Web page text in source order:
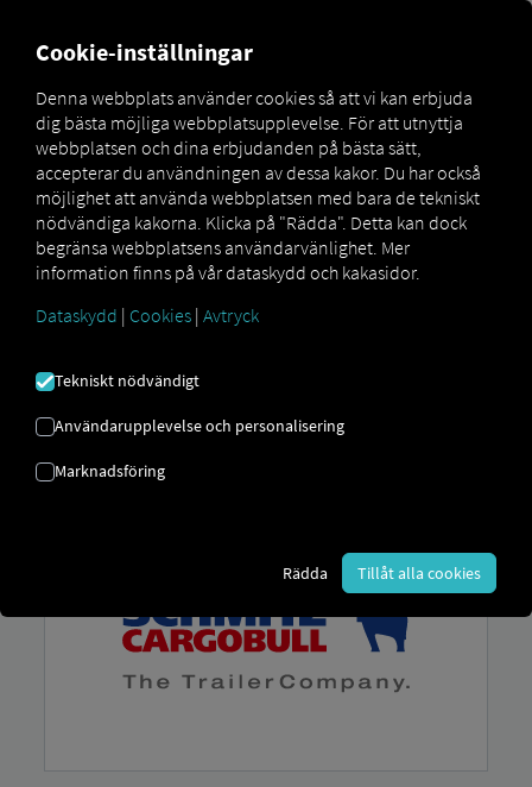
Marketplace Connectors
Schmitz Cargobull
Connect
to
SCHMITZ CARGOBULL
ONBOARDING
Steg-för-steg-instruktioner för att
anpassa dina släpvagnar med RIO
att ansluta.
Cookie-inställningar
Denna webbplats använder cookies så att vi kan erbjuda
dig bästa möjliga webbplatsupplevelse. För att utnyttja
webbplatsen och dina erbjudanden på bästa sätt,
accepterar du användningen av dessa kakor. Du har också
möjlighet att använda webbplatsen med bara de tekniskt
nödvändiga kakorna. Klicka på "Rädda". Detta kan dock
begränsa webbplatsens användarvänlighet. Mer
information finns på vår dataskydd och kakasidor.
Dataskydd | Cookies | Avtryck
Tekniskt nödvändigt
Användarupplevelse och personalisering
Marknadsföring
Rädda Tillåt alla cookies